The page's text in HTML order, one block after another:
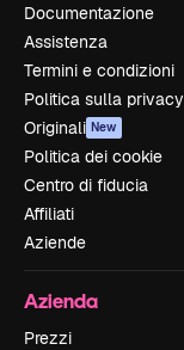
Documentazione
Assistenza
Termini e condizioni
Politica sulla privacy
Originali New
Politica dei cookie
Centro di fiducia
Affiliati
Aziende
Azienda
Prezzi